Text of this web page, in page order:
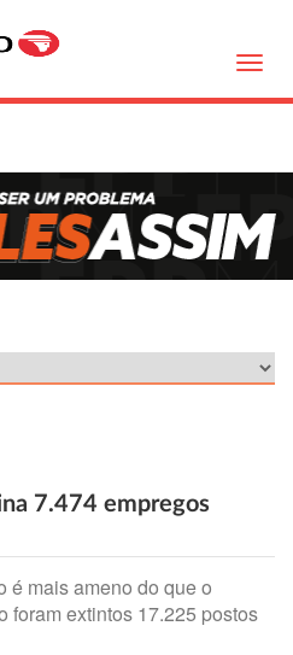
7.474 empregos
é mais ameno do que o
foram extintos 17.225 postos